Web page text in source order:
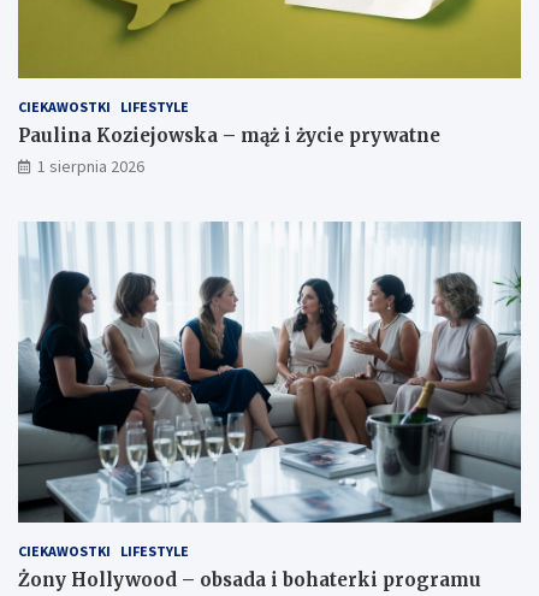
CIEKAWOSTKI LIFESTYLE
Paulina Koziejowska – mąż i życie prywatne
1 sierpnia 2026
CIEKAWOSTKI LIFESTYLE
Żony Hollywood – obsada i bohaterki programu